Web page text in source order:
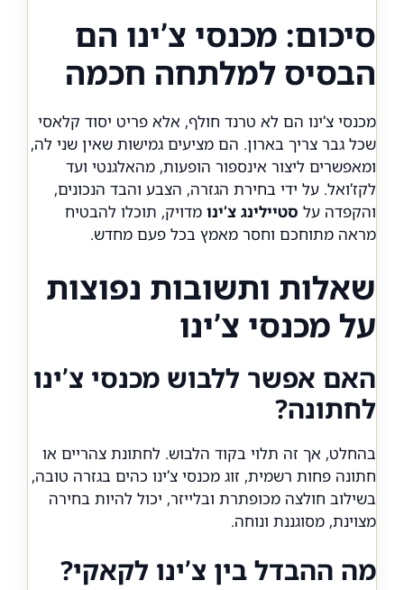
סיכום: מכנסי צ’ינו הם
הבסיס למלתחה חכמה
מכנסי צ’ינו הם לא טרנד חולף, אלא פריט יסוד קלאסי
שכל גבר צריך בארון. הם מציעים גמישות שאין שני לה,
ומאפשרים ליצור אינספור הופעות, מהאלגנטי ועד
לקז’ואל. על ידי בחירת הגזרה, הצבע והבד הנכונים,
והקפדה על סטיילינג צ’ינו מדויק, תוכלו להבטיח
מראה מתוחכם וחסר מאמץ בכל פעם מחדש.
שאלות ותשובות נפוצות
על מכנסי צ’ינו
האם אפשר ללבוש מכנסי צ’ינו
לחתונה?
בהחלט, אך זה תלוי בקוד הלבוש. לחתונת צהריים או
חתונה פחות רשמית, זוג מכנסי צ’ינו כהים בגזרה טובה,
בשילוב חולצה מכופתרת ובלייזר, יכול להיות בחירה
מצוינת, מסוגננת ונוחה.
מה ההבדל בין צ’ינו לקאקי?